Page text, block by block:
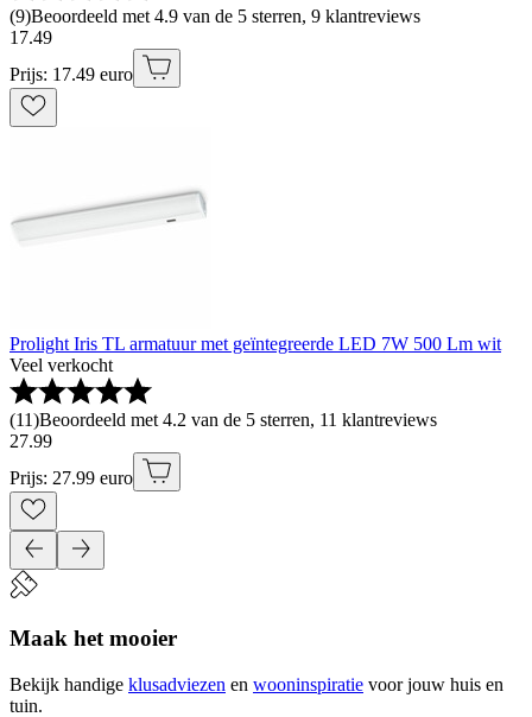
(9)Beoordeeld met 4.9 van de 5 sterren, 9 klantreviews
17.49
Prijs: 17.49 euro
Prolight Iris TL armatuur met geïntegreerde LED 7W 500 Lm wit
Veel verkocht
(11)Beoordeeld met 4.2 van de 5 sterren, 11 klantreviews
27.99
Prijs: 27.99 euro
Maak het mooier
Bekijk handige klusadviezen en wooninspiratie voor jouw huis en
tuin.